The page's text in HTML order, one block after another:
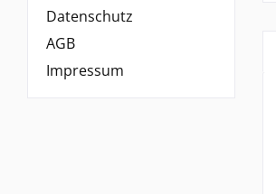
Datenschutz
AGB
Impressum